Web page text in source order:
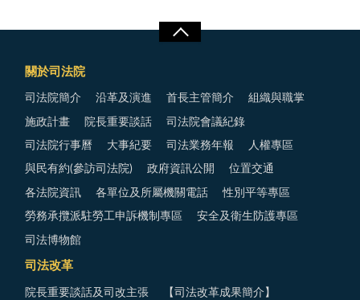
關於司法院
司法院簡介 沿革及演進 首長主管簡介 組織與職掌
施政計畫 院長重要談話 司法院會議紀錄
司法院行事曆 大事紀要 司法業務年報 人權專區
與民有約(參訪司法院) 政府資訊公開 位置交通
各法院資訊 各單位及所屬機關電話 性別平等專區
勞務承攬派駐勞工申訴機制專區 安全及衛生防護專區
司法博物館
司法改革
院長重要談話及司改主張 【司法改革成果簡介】